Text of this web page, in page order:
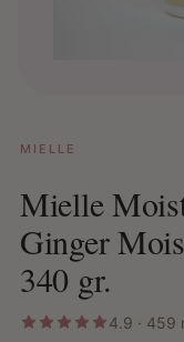
MIELLE
Mielle
Ginger
340 gr.
4.9 · 459